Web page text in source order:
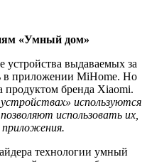
«Умный дом»
устройства выдаваемых за
в приложении MiHome. Но
продуктом бренда Xiaomi.
используются
использовать их,
технологии умный